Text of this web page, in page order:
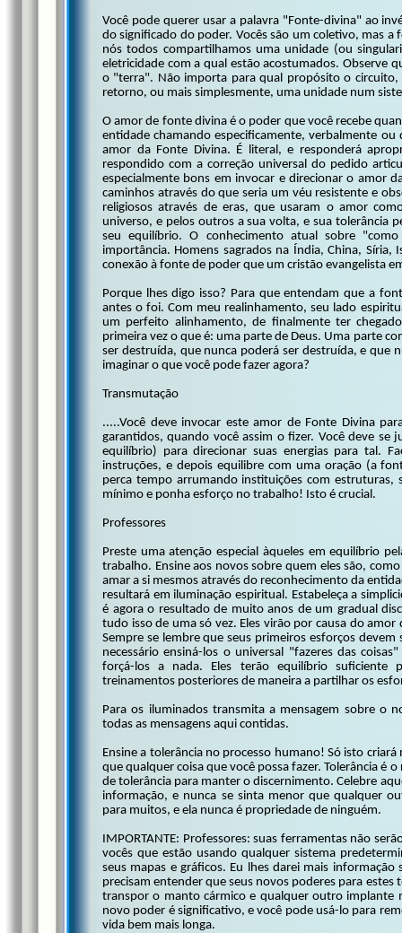
Você pode querer usar a palavra "Fonte-divina" ao
do significado do poder. Vocês são um coletivo, mas
nós todos compartilhamos uma unidade (ou
eletricidade com a qual estão acostumados. Observe
o "terra". Não importa para qual propósito o
retorno, ou mais simplesmente, uma unidade num
O amor de fonte divina é o poder que você recebe
entidade chamando especificamente, verbalmente
amor da Fonte Divina. É literal, e responderá
respondido com a correção universal do pedido
especialmente bons em invocar e direcionar o amor
caminhos através do que seria um véu resistente e
religiosos através de eras, que usaram o amor
universo, e pelos outros a sua volta, e sua tolerância
seu equilíbrio. O conhecimento atual sobre
importância. Homens sagrados na Índia, China,
conexão à fonte de poder que um cristão evangelista
Porque lhes digo isso? Para que entendam que a
antes o foi. Com meu realinhamento, seu lado
um perfeito alinhamento, de finalmente ter
primeira vez o que é: uma parte de Deus. Uma parte
ser destruída, que nunca poderá ser destruída, e que
imaginar o que você pode fazer agora?
Transmutação
.....Você deve invocar este amor de Fonte Divina
garantidos, quando você assim o fizer. Você deve
equilíbrio) para direcionar suas energias para tal.
instruções, e depois equilibre com uma oração (a
perca tempo arrumando instituições com estruturas,
mínimo e ponha esforço no trabalho! Isto é crucial.
Professores
Preste uma atenção especial àqueles em equilíbrio
trabalho. Ensine aos novos sobre quem eles são,
amar a si mesmos através do reconhecimento da
resultará em iluminação espiritual. Estabeleça a
é agora o resultado de muito anos de um gradual
tudo isso de uma só vez. Eles virão por causa do
Sempre se lembre que seus primeiros esforços
necessário ensiná-los o universal "fazeres das
forçá-los a nada. Eles terão equilíbrio suficiente
treinamentos posteriores de maneira a partilhar os
Para os iluminados transmita a mensagem sobre o
todas as mensagens aqui contidas.
Ensine a tolerância no processo humano! Só isto
que qualquer coisa que você possa fazer. Tolerância é
de tolerância para manter o discernimento. Celebre
informação, e nunca se sinta menor que qualquer
para muitos, e ela nunca é propriedade de ninguém.
IMPORTANTE: Professores: suas ferramentas não
vocês que estão usando qualquer sistema
seus mapas e gráficos. Eu lhes darei mais
precisam entender que seus novos poderes para
transpor o manto cármico e qualquer outro implante
novo poder é significativo, e você pode usá-lo para
vida bem mais longa.